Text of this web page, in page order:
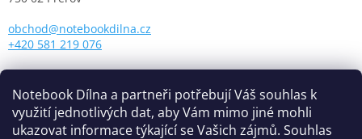
Notebook Dílna a partneři potřebují Váš souhlas k
využití jednotlivých dat, aby Vám mimo jiné mohli
ukazovat informace týkající se Vašich zájmů. Souhlas
obchod@notebookdilna.cz
+420 581 219 076
Otevírací doba:
Pondělí - Pátek: 9.00 - 17.00